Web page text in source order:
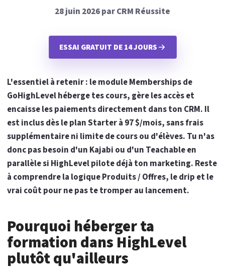
28 juin 2026 par CRM Réussite
ESSAI GRATUIT DE 14 JOURS
L'essentiel à retenir : le module Memberships de
GoHighLevel héberge tes cours, gère les accès et
encaisse les paiements directement dans ton CRM. Il
est inclus dès le plan Starter à 97 $/mois, sans frais
supplémentaire ni limite de cours ou d'élèves. Tu n'as
donc pas besoin d'un Kajabi ou d'un Teachable en
parallèle si HighLevel pilote déjà ton marketing. Reste
à comprendre la logique Produits / Offres, le drip et le
vrai coût pour ne pas te tromper au lancement.
Pourquoi héberger ta
formation dans HighLevel
plutôt qu'ailleurs